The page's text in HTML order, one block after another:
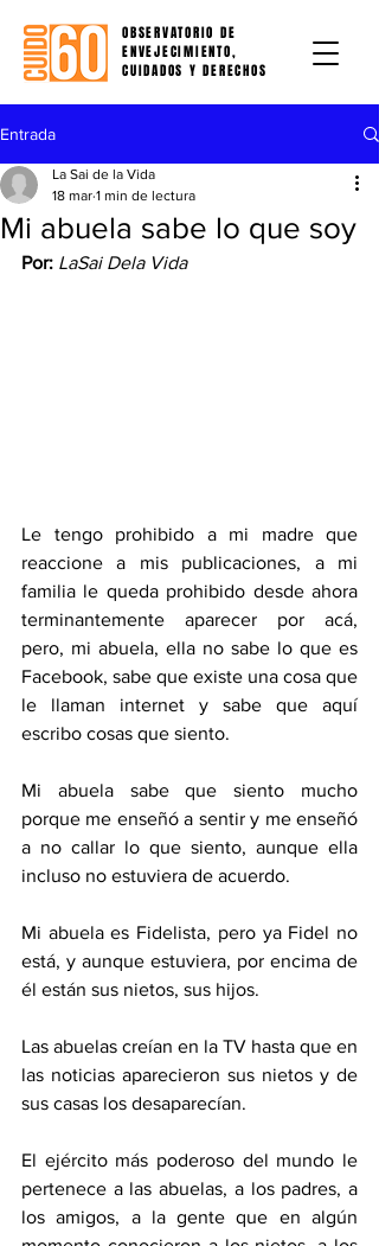
OBSERVATORIO DE
ENVEJECIMIENTO,
CUIDADOS Y DERECHOS
Entrada
Mi abuela sabe lo que soy
La Sai de la Vida
18 mar 1 min de lectura
Por: LaSai Dela Vida
Le tengo prohibido a mi madre que
reaccione a mis publicaciones, a mi
familia le queda prohibido desde ahora
terminantemente aparecer por acá,
pero, mi abuela, ella no sabe lo que es
Facebook, sabe que existe una cosa que
le llaman internet y sabe que aquí
escribo cosas que siento.
Mi abuela sabe que siento mucho
porque me enseñó a sentir y me enseñó
a no callar lo que siento, aunque ella
incluso no estuviera de acuerdo.
Mi abuela es Fidelista, pero ya Fidel no
está, y aunque estuviera, por encima de
él están sus nietos, sus hijos.
Las abuelas creían en la TV hasta que en
las noticias aparecieron sus nietos y de
sus casas los desaparecían.
El ejército más poderoso del mundo le
pertenece a las abuelas, a los padres, a
los amigos, a la gente que en algún